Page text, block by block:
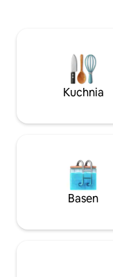
samochodu 🛏️ Duża
(king) 🚗
co najmniej 1 noc więcej
idealna lokalizacja.
Kuchnia
Basen